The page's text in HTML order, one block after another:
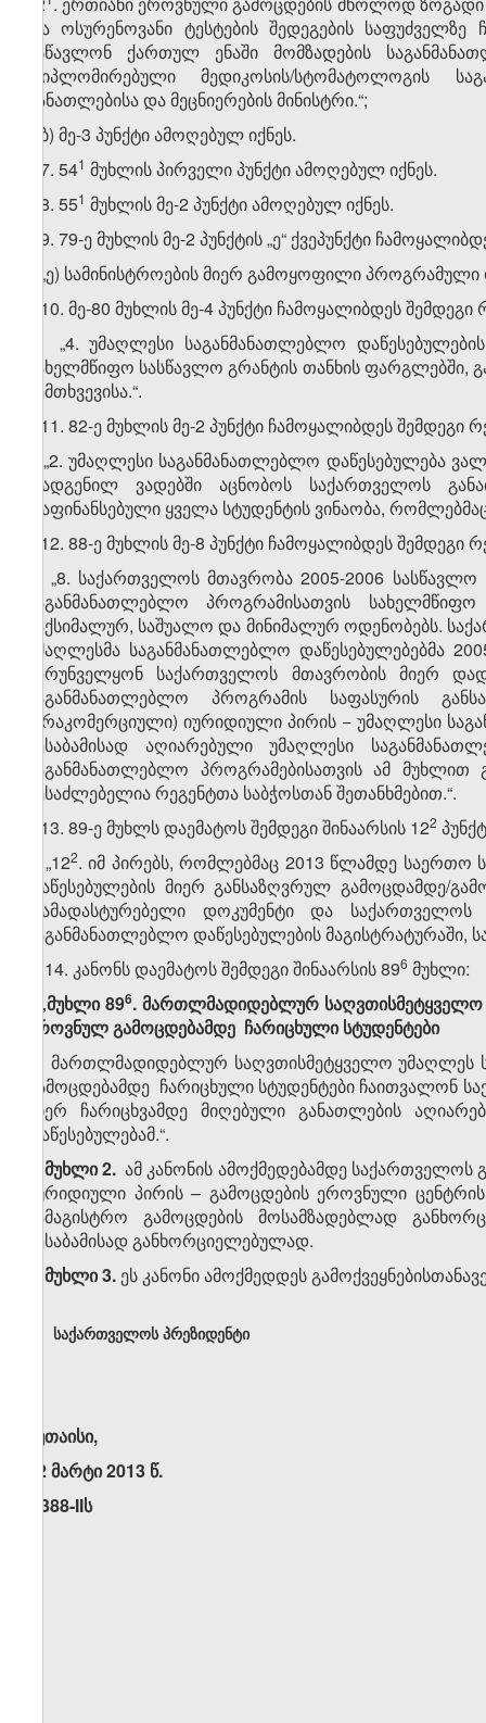
და ოსურენოვანი ტესტების შედეგების
ისწავლონ ქართულ ენაში მომზადების
დიპლომირებული მედიკოსის/სტომატოლოგის
განათლებისა და მეცნიერების მინისტრი.“;
ბ) მე-3 პუნქტი ამოღებულ იქნეს.
7. 54​1 მუხლის პირველი პუნქტი ამოღებულ იქნეს.
8. 55​1 მუხლის მე-2 პუნქტი ამოღებულ იქნეს.
9. 79-ე მუხლის მე-2 პუნქტის „ე“ ქვეპუნქტი
„ე) სამინისტროების მიერ გამოყოფილი პროგრამული
10. მე-80 მუხლის მე-4 პუნქტი ჩამოყალიბდეს შემდეგი
„4. უმაღლესი საგანმანათლებლო
სახელმწიფო სასწავლო გრანტის თანხის ფარგლებში,
შემთხვევისა.“.
11. 82-ე მუხლის მე-2 პუნქტი ჩამოყალიბდეს შემდეგი
„2. უმაღლესი საგანმანათლებლო დაწესებულება
დადგენილ ვადებში აცნობოს საქართველოს
დაფინანსებული ყველა სტუდენტის ვინაობა,
12. 88-ე მუხლის მე-8 პუნქტი ჩამოყალიბდეს შემდეგი
„8. საქართველოს მთავრობა 2005-2006
საგანმანათლებლო პროგრამისათვის
მაქსიმალურ, საშუალო და მინიმალურ ოდენობებს.
უმაღლესმა საგანმანათლებლო დაწესებულებებმა
უზრუნველყონ საქართველოს მთავრობის მიერ
საგანმანათლებლო პროგრამის საფასურის
(არაკომერციული) იურიდიული პირის − უმაღლესი
შესაბამისად აღიარებული უმაღლესი
საგანმანათლებლო პროგრამებისათვის ამ მუხლით
შესაძლებელია რეგენტთა საბჭოსთან შეთანხმებით.“.
13. 89-ე მუხლს დაემატოს შემდეგი შინაარსის 12​2
„12​2. იმ პირებს, რომლებმაც 2013 წლამდე საერთო
დაწესებულების მიერ განსაზღვრულ გამოცდამდე/
დამადასტურებელი დოკუმენტი და
საგანმანათლებლო დაწესებულების
14. კანონს დაემატოს შემდეგი შინაარსის 89​6 მუხლი:
„მუხლი 89​6. მართლმადიდებლურ საღვთისმეტყველო
ეროვნულ გამოცდებამდე ჩარიცხული სტუდენტები
მართლმადიდებლურ საღვთისმეტყველო უმაღლეს
გამოცდებამდე ჩარიცხული სტუდენტები ჩაითვალონ
მიერ ჩარიცხვამდე მიღებული განათლების
დაწესებულებამ.“.
მუხლი 2. ამ კანონის ამოქმედებამდე
იურიდიული პირის – გამოცდების ეროვნული
სამაგისტრო გამოცდების მოსამზადებლად
შესაბამისად განხორციელებულად.
მუხლი 3. ეს კანონი ამოქმედდეს
საქართველოს პრეზიდენტი
ქუთაისი,
22 მარტი 2013 წ.
N388-IIს